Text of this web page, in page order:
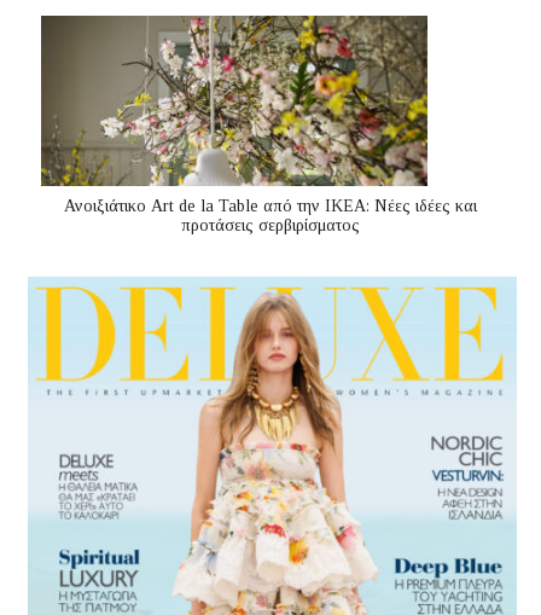
Ανοιξιάτικο Art de la Table από την ΙΚΕΑ: Νέες ιδέες και
προτάσεις σερβιρίσματος